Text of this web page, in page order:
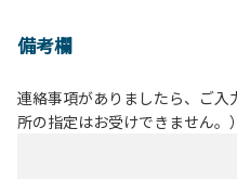
備考欄
連絡事項がありましたら、ご
所の指定はお受けできません。）